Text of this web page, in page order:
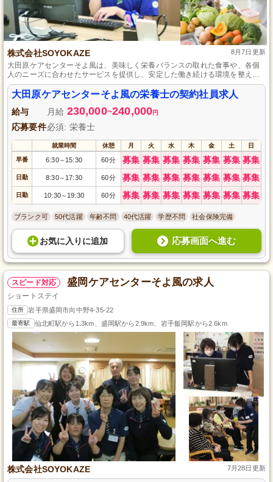
株式会社SOYOKAZE 8月7日更新
大田原ケアセンターそよ風は、美味しく栄養バランスの取れた食事や、各個
人のニーズに合わせたサービスを提供し、安定した働き続ける環境を整えて
います。
大田原ケアセンターそよ風の栄養士の契約社員求人
給与 月給 230,000~240,000円
応募要件必須: 栄養士
就業時間 休憩 月 火 水 木 金 土 日
早番 6:30～ 15:30 60分 募集 募集 募集 募集 募集 募集 募集
日勤 8:30～ 17:30 60分 募集 募集 募集 募集 募集 募集 募集
日勤 10:30～ 19:30 60分 募集 募集 募集 募集 募集 募集 募集
ブランク可 50代活躍 年齢不問 40代活躍 学歴不問 社会保険完備
お気に入り に追加 応募画面へ進む
スピード対応 盛岡ケアセンターそよ風の求人
ショートステイ
住所 岩手県盛岡市向中野4-35-22
最寄駅 仙北町駅から1.3km、盛岡駅から2.9km、岩手飯岡駅から2.6km
株式会社SOYOKAZE 7月28日更新